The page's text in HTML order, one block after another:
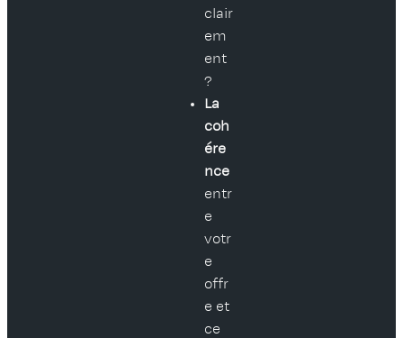
clair
em
ent
?
La
coh
ére
nce
entr
e
votr
e
offr
e et
ce